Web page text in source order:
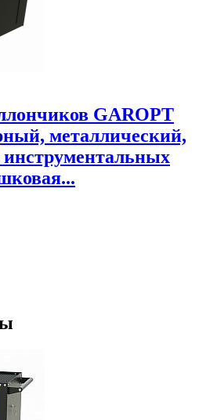
GAROPT
металлический,
инструментальных